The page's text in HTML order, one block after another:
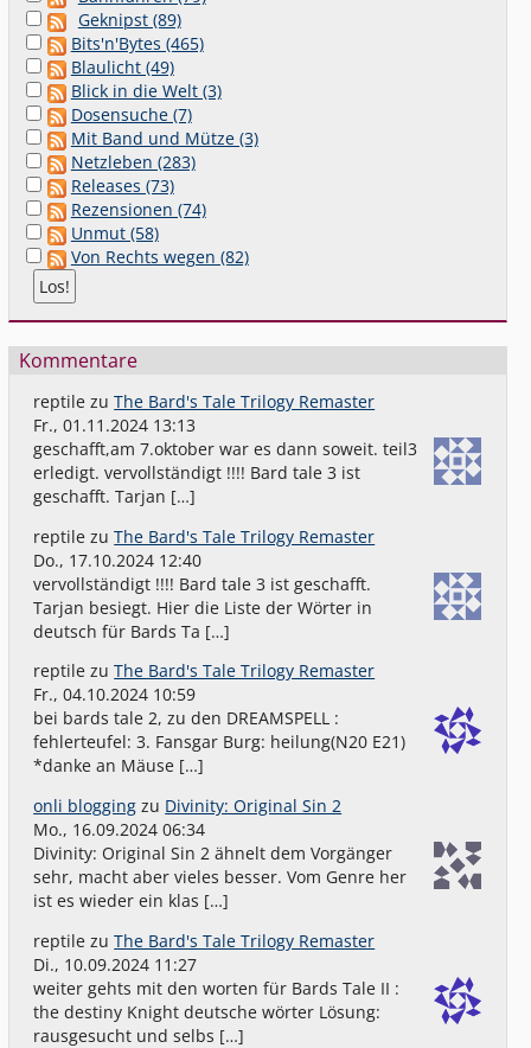
Geknipst (89)
Bits'n'Bytes (465)
Blaulicht (49)
Blick in die Welt (3)
Dosensuche (7)
Mit Band und Mütze (3)
Netzleben (283)
Releases (73)
Rezensionen (74)
Unmut (58)
Von Rechts wegen (82)
Kommentare
reptile zuThe Bard's Tale Trilogy Remaster
Fr., 01.11.2024 13:13
geschafft,am 7.oktober war es dann soweit. teil3
erledigt. vervollständigt !!!! Bard tale 3 ist
geschafft. Tarjan […]
reptile zuThe Bard's Tale Trilogy Remaster
Do., 17.10.2024 12:40
vervollständigt !!!! Bard tale 3 ist geschafft.
Tarjan besiegt. Hier die Liste der Wörter in
deutsch für Bards Ta […]
reptile zuThe Bard's Tale Trilogy Remaster
Fr., 04.10.2024 10:59
bei bards tale 2, zu den DREAMSPELL :
fehlerteufel: 3. Fansgar Burg: heilung(N20 E21)
*danke an Mäuse […]
onli blogging zu Divinity: Original Sin 2
Mo., 16.09.2024 06:34
Divinity: Original Sin 2 ähnelt dem Vorgänger
sehr, macht aber vieles besser. Vom Genre her
ist es wieder ein klas […]
reptile zuThe Bard's Tale Trilogy Remaster
Di., 10.09.2024 11:27
weiter gehts mit den worten für Bards Tale II :
the destiny Knight deutsche wörter Lösung:
rausgesucht und selbs […]